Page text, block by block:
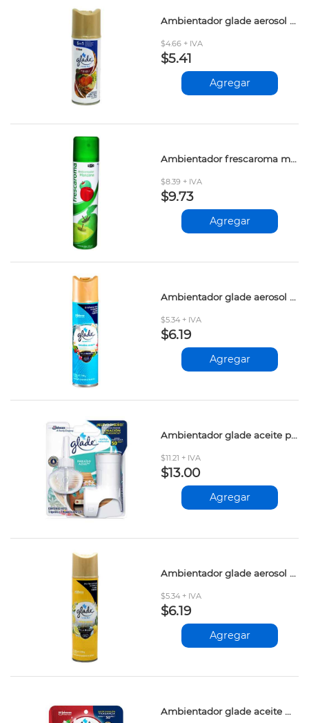
Ambientador glade aerosol manzana-canela 235ml
$4.66 + IVA
$5.41
Agregar
Ambientador frescaroma manzana 300 ml
$8.39 + IVA
$9.73
Agregar
Ambientador glade aerosol paraiso azul 360ml
$5.34 + IVA
$6.19
Agregar
Ambientador glade aceite paraiso azul apto.rep 21ml
$11.21 + IVA
$13.00
Agregar
Ambientador glade aerosol fresh limon 360ml
$5.34 + IVA
$6.19
Agregar
Ambientador glade aceite manzana canela 21ml